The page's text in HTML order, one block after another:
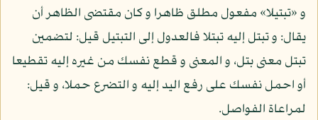
و «تبتيلا» مفعول مطلق ظاهرا و كان مقتضى الظاهر أن
يقال: و تبتل إليه تبتلا فالعدول إلى التبتيل قيل: لتضمين
تبتل معنى بتل، و المعنى و قطع نفسك من غيره إليه تقطيعا
أو احمل نفسك على رفع اليد إليه و التضرع حملا، و قيل:
لمراعاة الفواصل.